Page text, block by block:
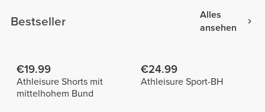
Bestseller
Alles
ansehen
€19.99
Athleisure Shorts mit
mittelhohem Bund
€24.99
Athleisure Sport-BH